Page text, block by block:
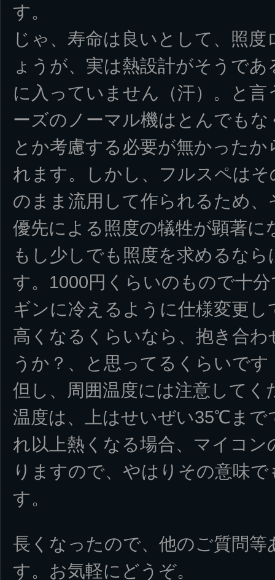
す。
じゃ、寿命は良いとして、照
ょうが、実は熱設計がそうで
に入っていません（汗）。と
ーズのノーマル機はとんでも
とか考慮する必要が無かった
れます。しかし、フルスペは
のまま流用して作られるため
優先による照度の犠牲が顕著
もし少しでも照度を求めるな
す。1000円くらいのもので十
ギンに冷えるように仕様変更
高くなるくらいなら、抱き合
うか？、と思ってるくらいです
但し、周囲温度には注意してく
温度は、上はせいぜい35℃まで
れ以上熱くなる場合、マイコ
りますので、やはりその意味
す。
長くなったので、他のご質問
す。お気軽にどうぞ。